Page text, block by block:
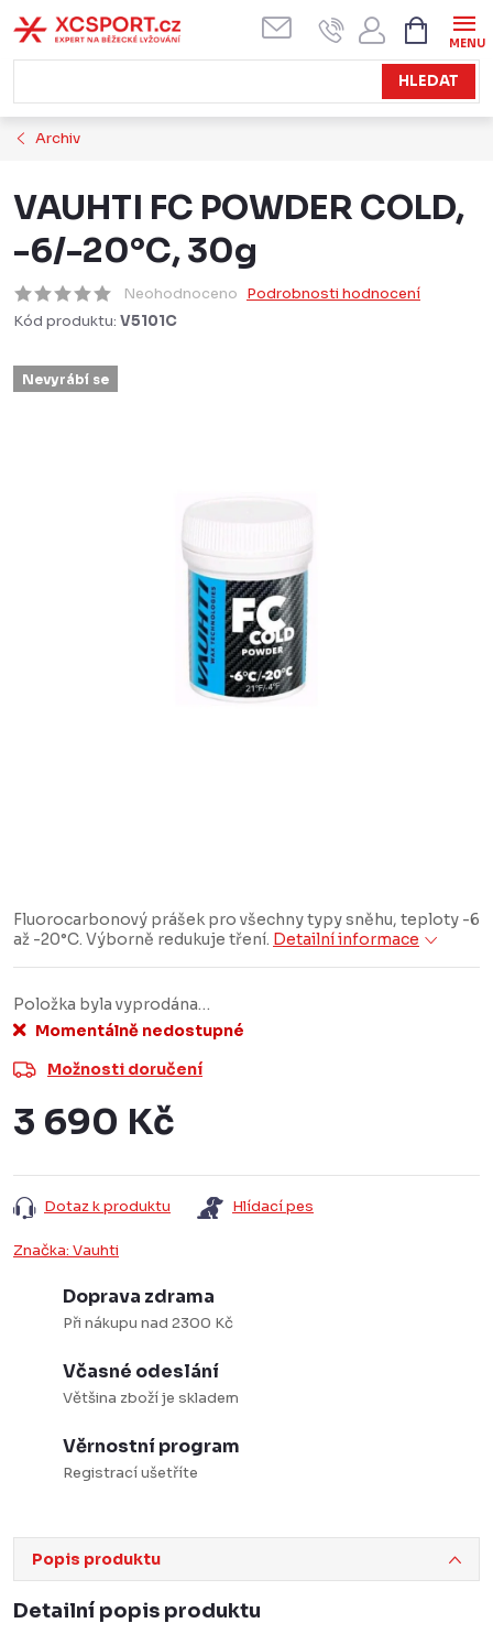
na
obsah
HLEDAT
KOŠÍK
Archiv
VAUHTI FC POWDER COLD,
-6/-20°C, 30g
Neohodnoceno Podrobnosti hodnocení
Kód produktu: V5101C
Nevyrábí se
Fluorocarbonový prášek pro všechny typy sněhu, teploty -6
až -20°C. Výborně redukuje tření. Detailní informace
Položka byla vyprodána…
Momentálně nedostupné
Možnosti doručení
3 690 Kč
Dotaz k produktu Hlídací pes
Značka: Vauhti
Doprava zdrama
Při nákupu nad 2300 Kč
Včasné odeslání
Většina zboží je skladem
Věrnostní program
Registrací ušetříte
Popis produktu
Detailní popis produktu